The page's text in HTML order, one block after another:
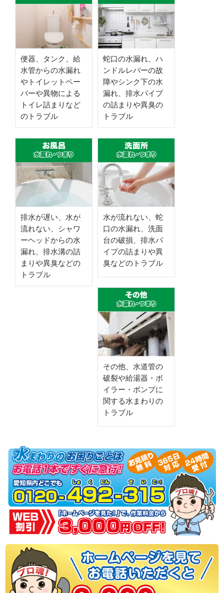
便器、タンク、給
水管からの水漏れ
やトイレットペー
パーや異物による
トイレ詰まりなど
のトラブル
蛇口の水漏れ、ハ
ンドルレバーの故
障やシンク下の水
漏れ、排水パイプ
の詰まりや異臭の
トラブル
排水が遅い、水が
流れない、シャワ
ーヘッドからの水
漏れ、排水溝の詰
まりや異臭などの
トラブル
水が流れない、蛇
口の水漏れ、洗面
台の破損、排水パ
イプの詰まりや異
臭などのトラブル
その他、水道管の
破裂や給湯器・ボ
イラー・ポンプに
関する水まわりの
トラブル